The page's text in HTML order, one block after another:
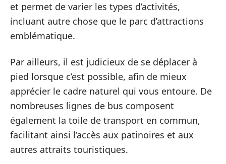
et permet de varier les types d’activités,
incluant autre chose que le parc d’attractions
emblématique.
Par ailleurs, il est judicieux de se déplacer à
pied lorsque c’est possible, afin de mieux
apprécier le cadre naturel qui vous entoure. De
nombreuses lignes de bus composent
également la toile de transport en commun,
facilitant ainsi l’accès aux patinoires et aux
autres attraits touristiques.